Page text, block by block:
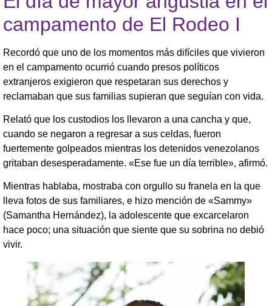
campamento de El Rodeo I
Recordó que uno de los momentos más difíciles que vivieron
en el campamento ocurrió cuando presos políticos
extranjeros exigieron que respetaran sus derechos y
reclamaban que sus familias supieran que seguían con vida.
Relató que los custodios los llevaron a una cancha y que,
cuando se negaron a regresar a sus celdas, fueron
fuertemente golpeados mientras los detenidos venezolanos
gritaban desesperadamente. «Ese fue un día terrible», afirmó.
Mientras hablaba, mostraba con orgullo su franela en la que
lleva fotos de sus familiares, e hizo mención de «Sammy»
(Samantha Hernández), la adolescente que excarcelaron
hace poco; una situación que siente que su sobrina no debió
vivir.